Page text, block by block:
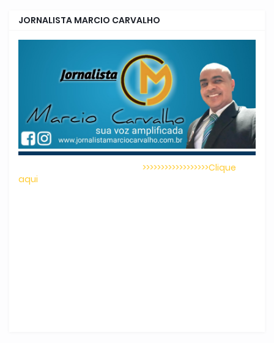
JORNALISTA MARCIO CARVALHO
>>>>>>>>>>>>>>>>>>Clique
aqui